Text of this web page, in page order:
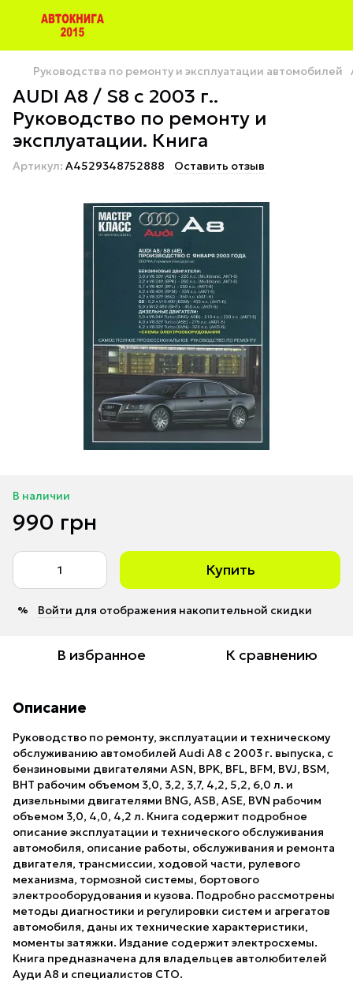
Руководства по ремонту и эксплуатации автомобилей
AUDI A8 / S8 с 2003 г..
Руководство по ремонту и
эксплуатации. Книга
Артикул: A4529348752888 Оставить отзыв
В наличии
990 грн
Купить
% Войти для отображения накопительной скидки
В избранное К сравнению
Описание
Руководство по ремонту, эксплуатации и техническому
обслуживанию автомобилей Audi A8 с 2003 г. выпуска, с
бензиновыми двигателями ASN, BPK, BFL, BFM, BVJ, BSM,
BHT рабочим объемом 3,0, 3,2, 3,7, 4,2, 5,2, 6,0 л. и
дизельными двигателями BNG, ASB, ASE, BVN рабочим
объемом 3,0, 4,0, 4,2 л. Книга содержит подробное
описание эксплуатации и технического обслуживания
автомобиля, описание работы, обслуживания и ремонта
двигателя, трансмиссии, ходовой части, рулевого
механизма, тормозной системы, бортового
электрооборудования и кузова. Подробно рассмотрены
методы диагностики и регулировки систем и агрегатов
автомобиля, даны их технические характеристики,
моменты затяжки. Издание содержит электросхемы.
Книга предназначена для владельцев автолюбителей
Ауди A8 и специалистов СТО.